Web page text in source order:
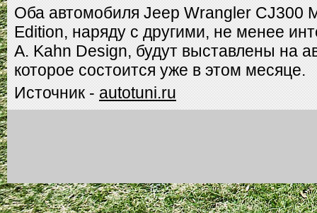
Оба автомобиля Jeep Wrangler CJ300
Edition, наряду с другими, не менее
А. Kahn Design, будут выставлены на
которое состоится уже в этом месяце.
Источник - autotuni.ru